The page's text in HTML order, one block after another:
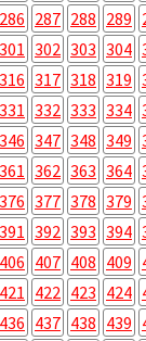
286 287 288 289
301 302 303 304
316 317 318 319
331 332 333 334
346 347 348 349
361 362 363 364
376 377 378 379
391 392 393 394
406 407 408 409
421 422 423 424
436 437 438 439